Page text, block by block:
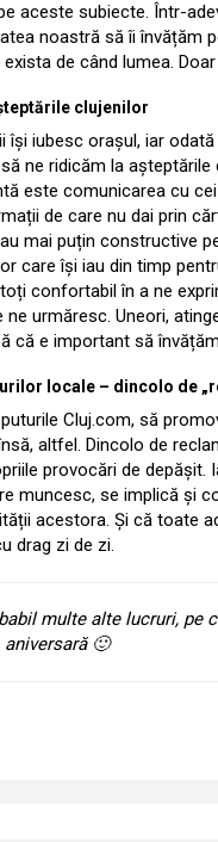
aceste subiecte. Într-
noastră să îi învățăm
de când lumea.
clujenilor
își iubesc orașul, iar
ne ridicăm la
este comunicarea cu
de care nu dai prin
mai puțin constructive
care își iau din timp
confortabil în a ne
urmăresc. Uneori,
că e important să
locale – dincolo de
Cluj.com, să
altfel. Dincolo de
provocări de
muncesc, se implică și
acestora. Și că toate
drag zi de zi.
multe alte lucruri, pe
🙂